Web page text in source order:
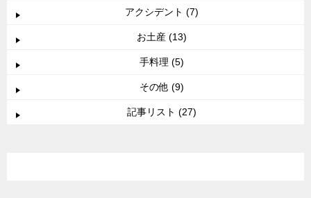
アクシデント (7)
お土産 (13)
手料理 (5)
その他 (9)
記事リスト (27)